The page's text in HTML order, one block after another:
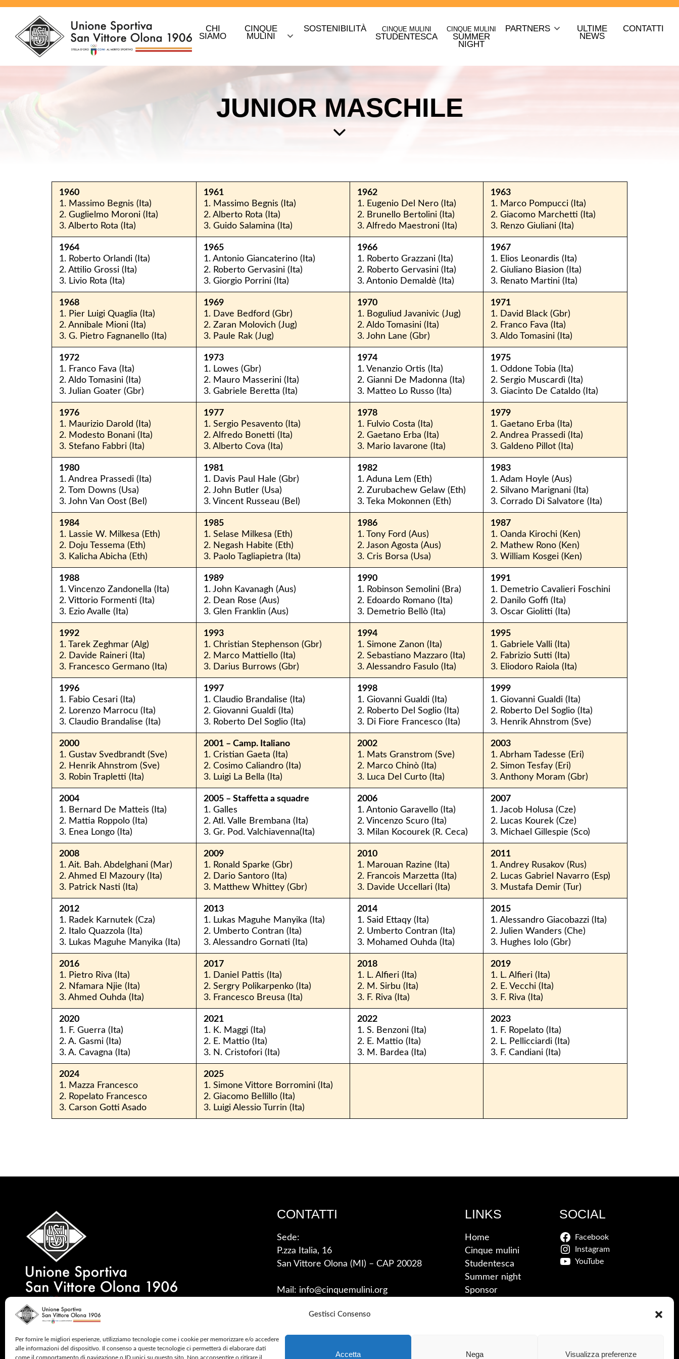
Gestisci Consenso
Per fornire le migliori esperienze, utilizziamo tecnologie come i cookie per memorizzare e/o accedere
alle informazioni del dispositivo. Il consenso a queste tecnologie ci permetterà di elaborare dati
come il comportamento di navigazione o ID unici su questo sito. Non acconsentire o ritirare il
Accetta Nega Visualizza preferenze
CHI
SIAMO
CINQUE
MULINI
SOSTENIBILITÀ CINQUE MULINI
STUDENTESCA
CINQUE MULINI
SUMMER
NIGHT
PARTNERS ULTIME
NEWS
CONTATTI
JUNIOR MASCHILE
1960
1. Massimo Begnis (Ita)
2. Guglielmo Moroni (Ita)
3. Alberto Rota (Ita)
1961
1. Massimo Begnis (Ita)
2. Alberto Rota (Ita)
3. Guido Salamina (Ita)
1962
1. Eugenio Del Nero (Ita)
2. Brunello Bertolini (Ita)
3. Alfredo Maestroni (Ita)
1963
1. Marco Pompucci (Ita)
2. Giacomo Marchetti (Ita)
3. Renzo Giuliani (Ita)
1964
1. Roberto Orlandi (Ita)
2. Attilio Grossi (Ita)
3. Livio Rota (Ita)
1965
1. Antonio Giancaterino (Ita)
2. Roberto Gervasini (Ita)
3. Giorgio Porrini (Ita)
1966
1. Roberto Grazzani (Ita)
2. Roberto Gervasini (Ita)
3. Antonio Demaldè (Ita)
1967
1. Elios Leonardis (Ita)
2. Giuliano Biasion (Ita)
3. Renato Martini (Ita)
1968
1. Pier Luigi Quaglia (Ita)
2. Annibale Mioni (Ita)
3. G. Pietro Fagnanello (Ita)
1969
1. Dave Bedford (Gbr)
2. Zaran Molovich (Jug)
3. Paule Rak (Jug)
1970
1. Boguliud Javanivic (Jug)
2. Aldo Tomasini (Ita)
3. John Lane (Gbr)
1971
1. David Black (Gbr)
2. Franco Fava (Ita)
3. Aldo Tomasini (Ita)
1972
1. Franco Fava (Ita)
2. Aldo Tomasini (Ita)
3. Julian Goater (Gbr)
1973
1. Lowes (Gbr)
2. Mauro Masserini (Ita)
3. Gabriele Beretta (Ita)
1974
1. Venanzio Ortis (Ita)
2. Gianni De Madonna (Ita)
3. Matteo Lo Russo (Ita)
1975
1. Oddone Tobia (Ita)
2. Sergio Muscardì (Ita)
3. Giacinto De Cataldo (Ita)
1976
1. Maurizio Darold (Ita)
2. Modesto Bonani (Ita)
3. Stefano Fabbri (Ita)
1977
1. Sergio Pesavento (Ita)
2. Alfredo Bonetti (Ita)
3. Alberto Cova (Ita)
1978
1. Fulvio Costa (Ita)
2. Gaetano Erba (Ita)
3. Mario Iavarone (Ita)
1979
1. Gaetano Erba (Ita)
2. Andrea Prassedi (Ita)
3. Galdeno Pillot (Ita)
1980
1. Andrea Prassedi (Ita)
2. Tom Downs (Usa)
3. John Van Oost (Bel)
1981
1. Davis Paul Hale (Gbr)
2. John Butler (Usa)
3. Vincent Russeau (Bel)
1982
1. Aduna Lem (Eth)
2. Zurubachew Gelaw (Eth)
3. Teka Mokonnen (Eth)
1983
1. Adam Hoyle (Aus)
2. Silvano Marignani (Ita)
3. Corrado Di Salvatore (Ita)
1984
1. Lassie W. Milkesa (Eth)
2. Doju Tessema (Eth)
3. Kalicha Abicha (Eth)
1985
1. Selase Milkesa (Eth)
2. Negash Habite (Eth)
3. Paolo Tagliapietra (Ita)
1986
1. Tony Ford (Aus)
2. Jason Agosta (Aus)
3. Cris Borsa (Usa)
1987
1. Oanda Kirochi (Ken)
2. Mathew Rono (Ken)
3. William Kosgei (Ken)
1988
1. Vincenzo Zandonella (Ita)
2. Vittorio Formenti (Ita)
3. Ezio Avalle (Ita)
1989
1. John Kavanagh (Aus)
2. Dean Rose (Aus)
3. Glen Franklin (Aus)
1990
1. Robinson Semolini (Bra)
2. Edoardo Romano (Ita)
3. Demetrio Bellò (Ita)
1991
1. Demetrio Cavalieri Foschini
2. Danilo Goffi (Ita)
3. Oscar Giolitti (Ita)
1992
1. Tarek Zeghmar (Alg)
2. Davide Raineri (Ita)
3. Francesco Germano (Ita)
1993
1. Christian Stephenson (Gbr)
2. Marco Mattiello (Ita)
3. Darius Burrows (Gbr)
1994
1. Simone Zanon (Ita)
2. Sebastiano Mazzaro (Ita)
3. Alessandro Fasulo (Ita)
1995
1. Gabriele Valli (Ita)
2. Fabrizio Sutti (Ita)
3. Eliodoro Raiola (Ita)
1996
1. Fabio Cesari (Ita)
2. Lorenzo Marrocu (Ita)
3. Claudio Brandalise (Ita)
1997
1. Claudio Brandalise (Ita)
2. Giovanni Gualdi (Ita)
3. Roberto Del Soglio (Ita)
1998
1. Giovanni Gualdi (Ita)
2. Roberto Del Soglio (Ita)
3. Di Fiore Francesco (Ita)
1999
1. Giovanni Gualdi (Ita)
2. Roberto Del Soglio (Ita)
3. Henrik Ahnstrom (Sve)
2000
1. Gustav Svedbrandt (Sve)
2. Henrik Ahnstrom (Sve)
3. Robin Trapletti (Ita)
2001 – Camp. Italiano
1. Cristian Gaeta (Ita)
2. Cosimo Caliandro (Ita)
3. Luigi La Bella (Ita)
2002
1. Mats Granstrom (Sve)
2. Marco Chinò (Ita)
3. Luca Del Curto (Ita)
2003
1. Abrham Tadesse (Eri)
2. Simon Tesfay (Eri)
3. Anthony Moram (Gbr)
2004
1. Bernard De Matteis (Ita)
2. Mattia Roppolo (Ita)
3. Enea Longo (Ita)
2005 – Staffetta a squadre
1. Galles
2. Atl. Valle Brembana (Ita)
3. Gr. Pod. Valchiavenna(Ita)
2006
1. Antonio Garavello (Ita)
2. Vincenzo Scuro (Ita)
3. Milan Kocourek (R. Ceca)
2007
1. Jacob Holusa (Cze)
2. Lucas Kourek (Cze)
3. Michael Gillespie (Sco)
2008
1. Ait. Bah. Abdelghani (Mar)
2. Ahmed El Mazoury (Ita)
3. Patrick Nasti (Ita)
2009
1. Ronald Sparke (Gbr)
2. Dario Santoro (Ita)
3. Matthew Whittey (Gbr)
2010
1. Marouan Razine (Ita)
2. Francois Marzetta (Ita)
3. Davide Uccellari (Ita)
2011
1. Andrey Rusakov (Rus)
2. Lucas Gabriel Navarro (Esp)
3. Mustafa Demir (Tur)
2012
1. Radek Karnutek (Cza)
2. Italo Quazzola (Ita)
3. Lukas Maguhe Manyika (Ita)
2013
1. Lukas Maguhe Manyika (Ita)
2. Umberto Contran (Ita)
3. Alessandro Gornati (Ita)
2014
1. Said Ettaqy (Ita)
2. Umberto Contran (Ita)
3. Mohamed Ouhda (Ita)
2015
1. Alessandro Giacobazzi (Ita)
2. Julien Wanders (Che)
3. Hughes Iolo (Gbr)
2016
1. Pietro Riva (Ita)
2. Nfamara Njie (Ita)
3. Ahmed Ouhda (Ita)
2017
1. Daniel Pattis (Ita)
2. Sergry Polikarpenko (Ita)
3. Francesco Breusa (Ita)
2018
1. L. Alfieri (Ita)
2. M. Sirbu (Ita)
3. F. Riva (Ita)
2019
1. L. Alfieri (Ita)
2. E. Vecchi (Ita)
3. F. Riva (Ita)
2020
1. F. Guerra (Ita)
2. A. Gasmi (Ita)
3. A. Cavagna (Ita)
2021
1. K. Maggi (Ita)
2. E. Mattio (Ita)
3. N. Cristofori (Ita)
2022
1. S. Benzoni (Ita)
2. E. Mattio (Ita)
3. M. Bardea (Ita)
2023
1. F. Ropelato (Ita)
2. L. Pellicciardi (Ita)
3. F. Candiani (Ita)
2024
1. Mazza Francesco
2. Ropelato Francesco
3. Carson Gotti Asado
2025
1. Simone Vittore Borromini (Ita)
2. Giacomo Bellillo (Ita)
3. Luigi Alessio Turrin (Ita)
CONTATTI
Sede:
P.zza Italia, 16
San Vittore Olona (MI) – CAP 20028
Mail: info@cinquemulini.org
LINKS
Home
Cinque mulini
Studentesca
Summer night
Sponsor
SOCIAL
Facebook
Instagram
YouTube